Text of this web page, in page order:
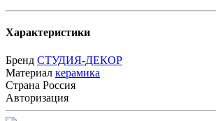
Характеристики
Бренд СТУДИЯ-ДЕКОР
Материал керамика
Страна Россия
Авторизация